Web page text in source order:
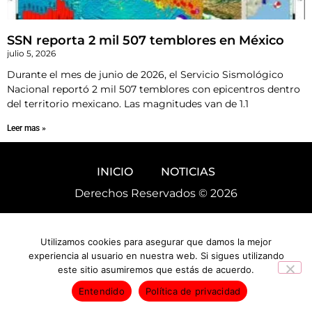
SSN reporta 2 mil 507 temblores en México
julio 5, 2026
Durante el mes de junio de 2026, el Servicio Sismológico
Nacional reportó 2 mil 507 temblores con epicentros dentro
del territorio mexicano. Las magnitudes van de 1.1
Leer mas »
INICIO
NOTICIAS
Derechos Reservados © 2026
Utilizamos cookies para asegurar que damos la mejor
experiencia al usuario en nuestra web. Si sigues utilizando
este sitio asumiremos que estás de acuerdo.
Entendido
Política de privacidad